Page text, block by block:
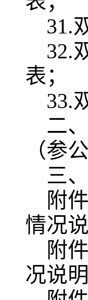
31.
32.
表；
33.
二
（参
三
附件
情况说
附
况说明